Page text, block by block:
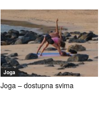
Joga
Joga – dostupna svima